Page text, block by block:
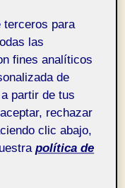
de los
del formato
físico pero
con el menú,
información.
y visible
terceros para
las
fines analíticos
de
partir de tus
rechazar
clic abajo,
política de